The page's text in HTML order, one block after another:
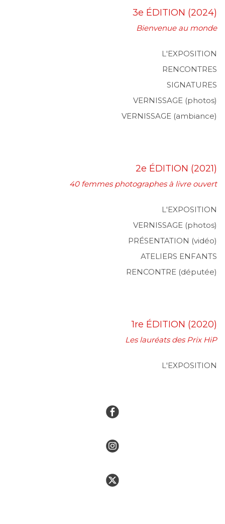
3e ÉDITION (2024)
Bienvenue au monde
L'EXPOSITION
RENCONTRES
SIGNATURES
VERNISSAGE (photos)
VERNISSAGE (ambiance)
2e ÉDITION (2021)
40 femmes photographes à livre ouvert
L'EXPOSITION
VERNISSAGE (photos)
PRÉSENTATION (vidéo)
ATELIERS ENFANTS
RENCONTRE (députée)
1re ÉDITION (2020)
Les lauréats des Prix HiP
L'EXPOSITION